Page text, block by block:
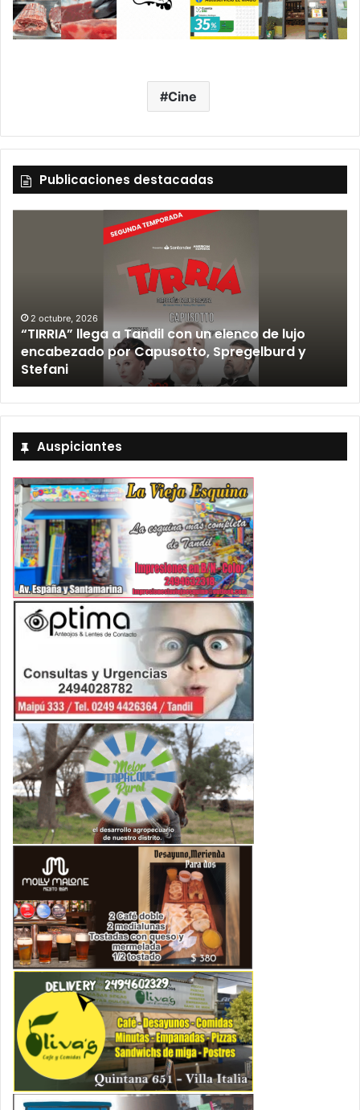
Cine
Publicaciones destacadas
2 octubre, 2026
“TIRRIA” llega a Tandil con un elenco de lujo
encabezado por Capusotto, Spregelburd y
Stefani
Auspiciantes